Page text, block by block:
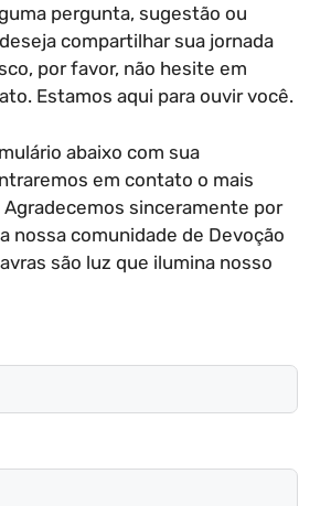
pergunta, sugestão ou
compartilhar sua jornada
por favor, não hesite em
Estamos aqui para ouvir você.
abaixo com sua
em contato o mais
sinceramente por
nossa comunidade de Devoção
são luz que ilumina nosso